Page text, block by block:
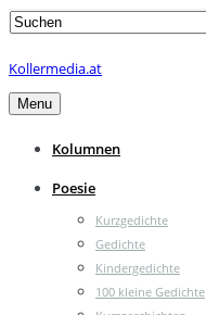
Search
Kollermedia.at
Menu
Kolumnen
Poesie
Kurzgedichte
Gedichte
Kindergedichte
100 kleine Gedichte